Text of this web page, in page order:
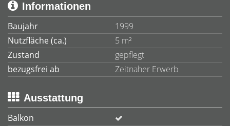
Informationen
Baujahr
1999
Nutzfläche (ca.)
5 m²
Zustand
gepflegt
bezugsfrei ab
Zeitnaher Erwerb
Ausstattung
Balkon